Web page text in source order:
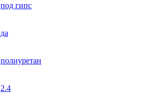
под гипс
да
полиуретан
2.4